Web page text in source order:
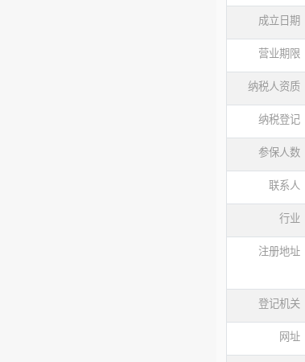
成立日期
营业期限
纳税人资质
纳税登记
参保人数
联系人
行业
注册地址
登记机关
网址